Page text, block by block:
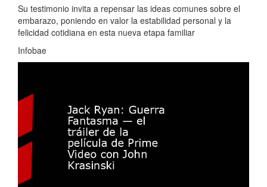
Su testimonio invita a repensar las ideas comunes sobre el
embarazo, poniendo en valor la estabilidad personal y la
felicidad cotidiana en esta nueva etapa familiar
Infobae